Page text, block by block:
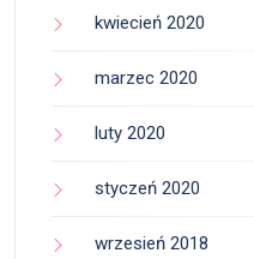
kwiecień 2020
marzec 2020
luty 2020
styczeń 2020
wrzesień 2018